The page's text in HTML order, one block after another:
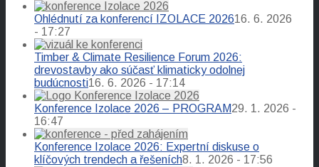
Ohlédnutí za konferencí IZOLACE 202616. 6. 2026
- 17:27
Timber & Climate Resilience Forum 2026:
drevostavby ako súčasť klimaticky odolnej
budúcnosti16. 6. 2026 - 17:14
Konference Izolace 2026 – PROGRAM29. 1. 2026 -
16:47
Konference Izolace 2026: Expertní diskuse o
klíčových trendech a řešeních8. 1. 2026 - 17:56